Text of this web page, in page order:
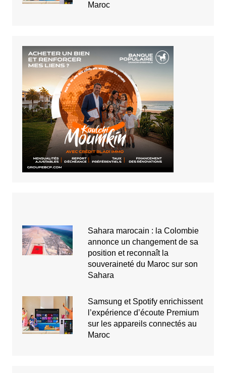
Maroc
Sahara marocain : la Colombie
annonce un changement de sa
position et reconnaît la
souveraineté du Maroc sur son
Sahara
Samsung et Spotify enrichissent
l’expérience d’écoute Premium
sur les appareils connectés au
Maroc